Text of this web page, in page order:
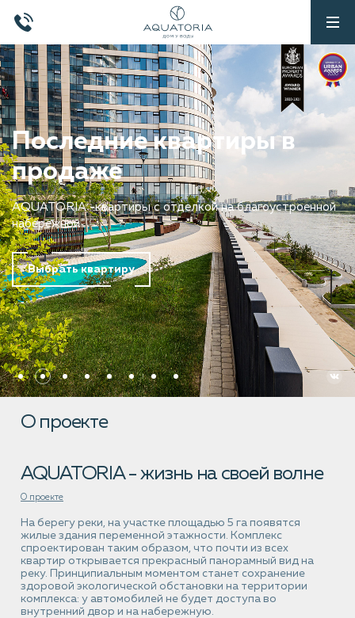
?>
Последние квартиры в
продаже
AQUATORIA -квартиры с отделкой на благоустроенной
набережной
Выбрать квартиру
О проекте
AQUATORIA -жизнь на своей волне
О проекте
На берегу реки, на участке площадью 5 га появятся
жилые здания переменной этажности. Комплекс
спроектирован таким образом, что почти из всех
квартир открывается прекрасный панорамный вид на
реку. Принципиальным моментом станет сохранение
здоровой экологической обстановки на территории
комплекса: у автомобилей не будет доступа во
внутренний двор и на набережную.